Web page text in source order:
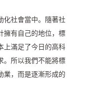
社會當中。隨著社
擁有自己的地位，標
上滿足了今日的高科
。所以我們不能將標
業，而是逐漸形成的